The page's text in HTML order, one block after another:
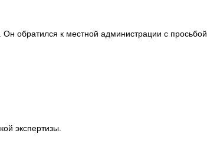
обратился к местной администрации с просьбой
экспертизы.